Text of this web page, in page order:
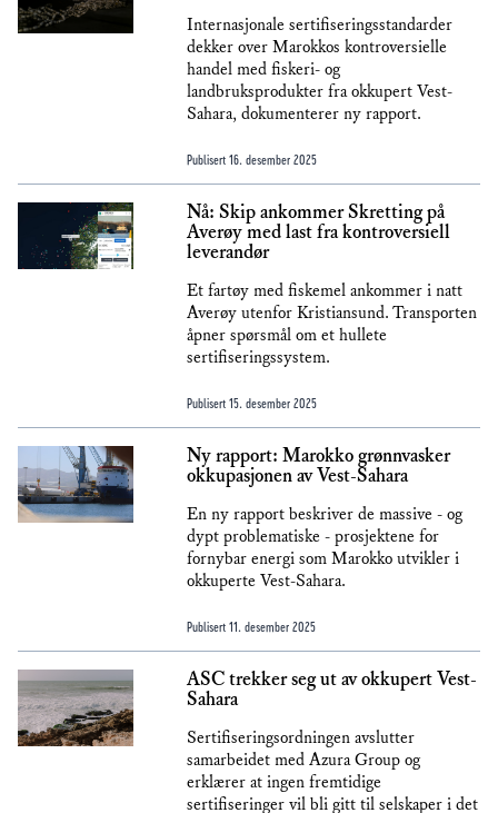
Internasjonale sertifiseringsstandarder
dekker over Marokkos kontroversielle
handel med fiskeri- og
landbruksprodukter fra okkupert Vest-
Sahara, dokumenterer ny rapport.
Publisert 16. desember 2025
Nå: Skip ankommer Skretting på
Averøy med last fra kontroversiell
leverandør
Et fartøy med fiskemel ankommer i natt
Averøy utenfor Kristiansund. Transporten
åpner spørsmål om et hullete
sertifiseringssystem.
Publisert 15. desember 2025
Ny rapport: Marokko grønnvasker
okkupasjonen av Vest-Sahara
En ny rapport beskriver de massive - og
dypt problematiske - prosjektene for
fornybar energi som Marokko utvikler i
okkuperte Vest-Sahara.
Publisert 11. desember 2025
ASC trekker seg ut av okkupert Vest-
Sahara
Sertifiseringsordningen avslutter
samarbeidet med Azura Group og
erklærer at ingen fremtidige
sertifiseringer vil bli gitt til selskaper i det